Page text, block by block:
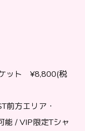
ット ¥8,800(税
前方エリア・
能 / VIP限定Tシャ